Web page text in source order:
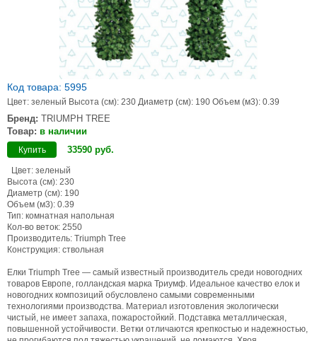
Код товара: 5995
Цвет: зеленый Высота (см): 230 Диаметр (см): 190 Объем (м3): 0.39
Бренд: TRIUMPH TREE
Товар: в наличии
Купить 33590 руб.
Цвет: зеленый
Высота (см): 230
Диаметр (см): 190
Объем (м3): 0.39
Тип: комнатная напольная
Кол-во веток: 2550
Производитель: Triumph Tree
Конструкция: ствольная
Елки Triumph Tree — самый известный производитель среди новогодних
товаров Европе, голландская марка Триумф. Идеальное качество елок и
новогодних композиций обусловлено самыми современными
технологиями производства. Материал изготовления экологически
чистый, не имеет запаха, пожаростойкий. Подставка металлическая,
повышенной устойчивости. Ветки отличаются крепкостью и надежностью,